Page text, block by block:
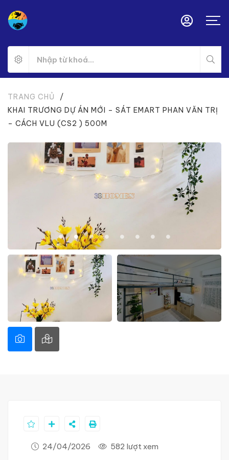
TRANG CHỦ
/
KHAI TRƯƠNG DỰ ÁN MỚI – SÁT EMART PHAN VĂN TRỊ
– CÁCH VLU (CS2 ) 500M
24/04/2026 582 lượt xem